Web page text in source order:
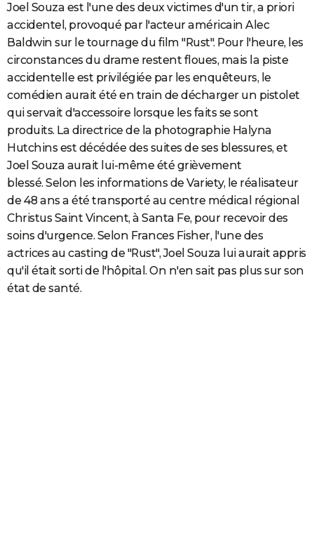
Joel Souza est l'une des deux victimes d'un tir, a priori
accidentel, provoqué par l'acteur américain Alec
Baldwin sur le tournage du film "Rust". Pour l'heure, les
circonstances du drame restent floues, mais la piste
accidentelle est privilégiée par les enquêteurs, le
comédien aurait été en train de décharger un pistolet
qui servait d'accessoire lorsque les faits se sont
produits. La directrice de la photographie Halyna
Hutchins est décédée des suites de ses blessures, et
Joel Souza aurait lui-même été grièvement
blessé. Selon les informations de Variety, le réalisateur
de 48 ans a été transporté au centre médical régional
Christus Saint Vincent, à Santa Fe, pour recevoir des
soins d'urgence. Selon Frances Fisher, l'une des
actrices au casting de "Rust", Joel Souza lui aurait appris
qu'il était sorti de l'hôpital. On n'en sait pas plus sur son
état de santé.